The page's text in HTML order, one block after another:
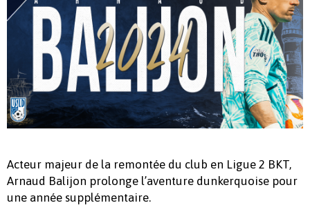
Acteur majeur de la remontée du club en Ligue 2 BKT,
Arnaud Balijon prolonge l’aventure dunkerquoise pour
une année supplémentaire.